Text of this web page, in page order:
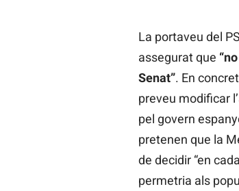
La portaveu del
assegurat que
Senat”. En
preveu modificar
pel govern
pretenen que la
de decidir “en
permetria als